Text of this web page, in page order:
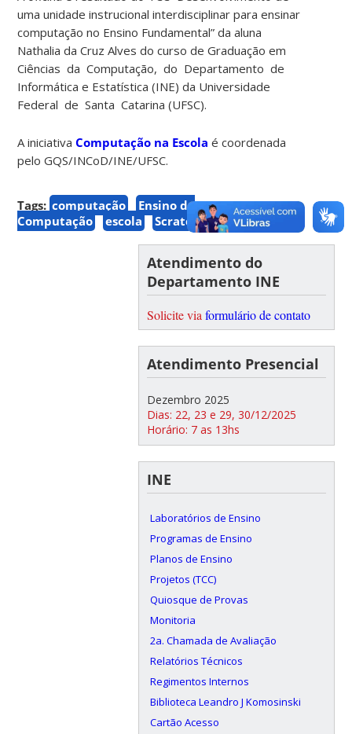
uma unidade instrucional interdisciplinar para ensinar
computação no Ensino Fundamental” da aluna
Nathalia da Cruz Alves do curso de Graduação em
Ciências da Computação, do Departamento de
Informática e Estatística (INE) da Universidade
Federal de Santa Catarina (UFSC).
A iniciativaComputação na Escola é coordenada
pelo GQS/INCoD/INE/UFSC.
Tags: computação
Ensino de
Computação
escola Scratch
Atendimento do
Departamento INE
Solicite via formulário de contato
Atendimento Presencial
Dezembro 2025
Dias: 22, 23 e 29, 30/12/2025
Horário: 7 as 13hs
INE
Laboratórios de Ensino
Programas de Ensino
Planos de Ensino
Projetos (TCC)
Quiosque de Provas
Monitoria
2a. Chamada de Avaliação
Relatórios Técnicos
Regimentos Internos
Biblioteca Leandro J Komosinski
Cartão Acesso